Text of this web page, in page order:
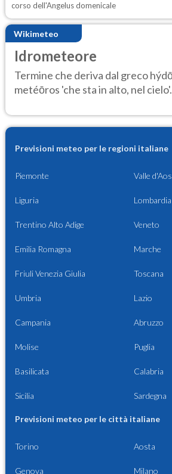
corso dell'Angelus domenicale
Wikimeteo
Idrometeore
Termine che deriva dal greco
metéōros 'che sta in alto, nel
Previsioni meteo per le regioni italiane
Piemonte Valle
Liguria Lombardia
Trentino Alto Adige Veneto
Emilia Romagna Marche
Friuli Venezia Giulia Toscana
Umbria Lazio
Campania Abruzzo
Molise Puglia
Basilicata Calabria
Sicilia Sardegna
Previsioni meteo per le città italiane
Torino Aosta
Genova Milano